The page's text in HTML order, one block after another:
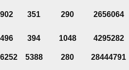
351 290 2656064
394 1048 4295282
5388 280
28444791